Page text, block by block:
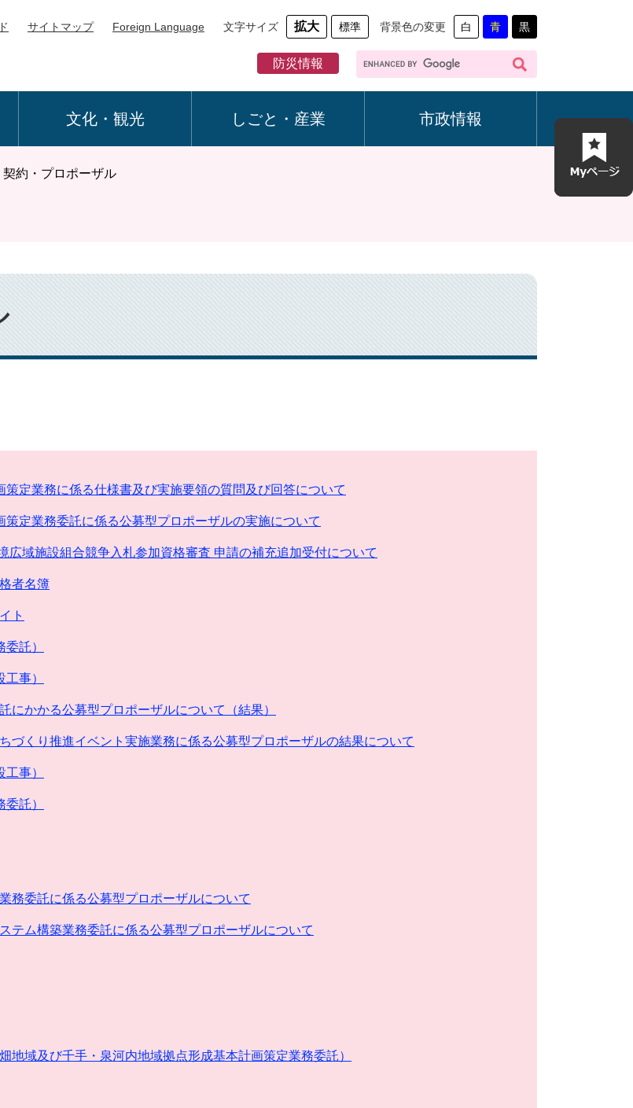
サイトマップ Foreign Language 文字サイズ 拡大 標準 背景色の変更 白 青 黒
防災情報
G
o
文化・観光 しごと・産業 市政情報
契約・プロポーザル
定業務に係る仕様書及び実施要領の質問及び回答について
定業務委託に係る公募型プロポーザルの実施について
広域施設組合競争入札参加資格審査 申請の補充追加受付について
者名簿
ト
託）
事）
にかかる公募型プロポーザルについて（結果）
づくり推進イベント実施業務に係る公募型プロポーザルの結果について
事）
託）
務委託に係る公募型プロポーザルについて
テム構築業務委託に係る公募型プロポーザルについて
地域及び千手・泉河内地域拠点形成基本計画策定業務委託）